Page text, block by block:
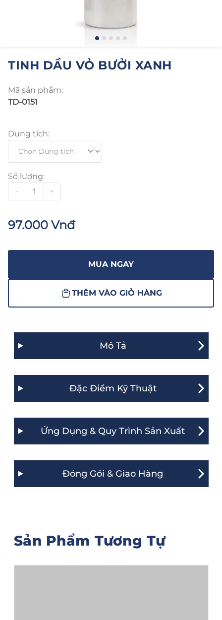
TINH DẦU VỎ BƯỞI XANH
Mã sản phẩm:
TD-0151
Dung tích:
Số lượng:
-
+
97.000 Vnđ
MUA NGAY
THÊM VÀO GIỎ HÀNG
Mô Tả
Đặc Điểm Kỹ Thuật
Ứng Dụng & Quy Trình Sản Xuất
Đóng Gói & Giao Hàng
Sản Phẩm Tương Tự